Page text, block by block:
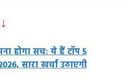
होगा सच: ये हैं टॉप 5
सारा खर्चा उठाएगी